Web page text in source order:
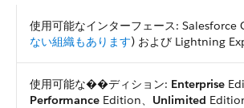
使用可能なインターフェース: Salesforce
ない組織もあります) および Lightning
使用可能な��ディション: Enterprise
Performance Edition、 Unlimited